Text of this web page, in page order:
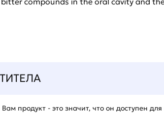
продукт - это значит, что он доступен для